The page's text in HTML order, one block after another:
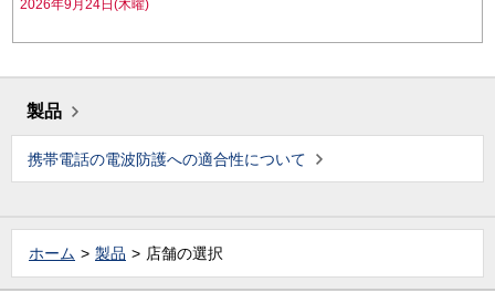
2026年9月24日(木曜)
製品
携帯電話の電波防護への適合性について
ホーム 製品 店舗の選択